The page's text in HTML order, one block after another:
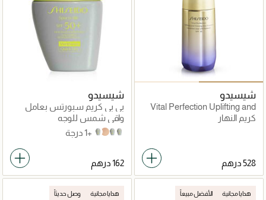
شيسيدو
Vital Perfection Uplifting and
Firming Day Emulsion
كريم النهار
شيسيدو
بي بي كريم سبورتس بعامل
حماية SPF50+
واقي شمس للوجه
Dark
Medium Dark
Light
Medium
+1 درجة
هدايا مجانية الأفضل مبيعاً هدايا مجانية وصل حديثاً